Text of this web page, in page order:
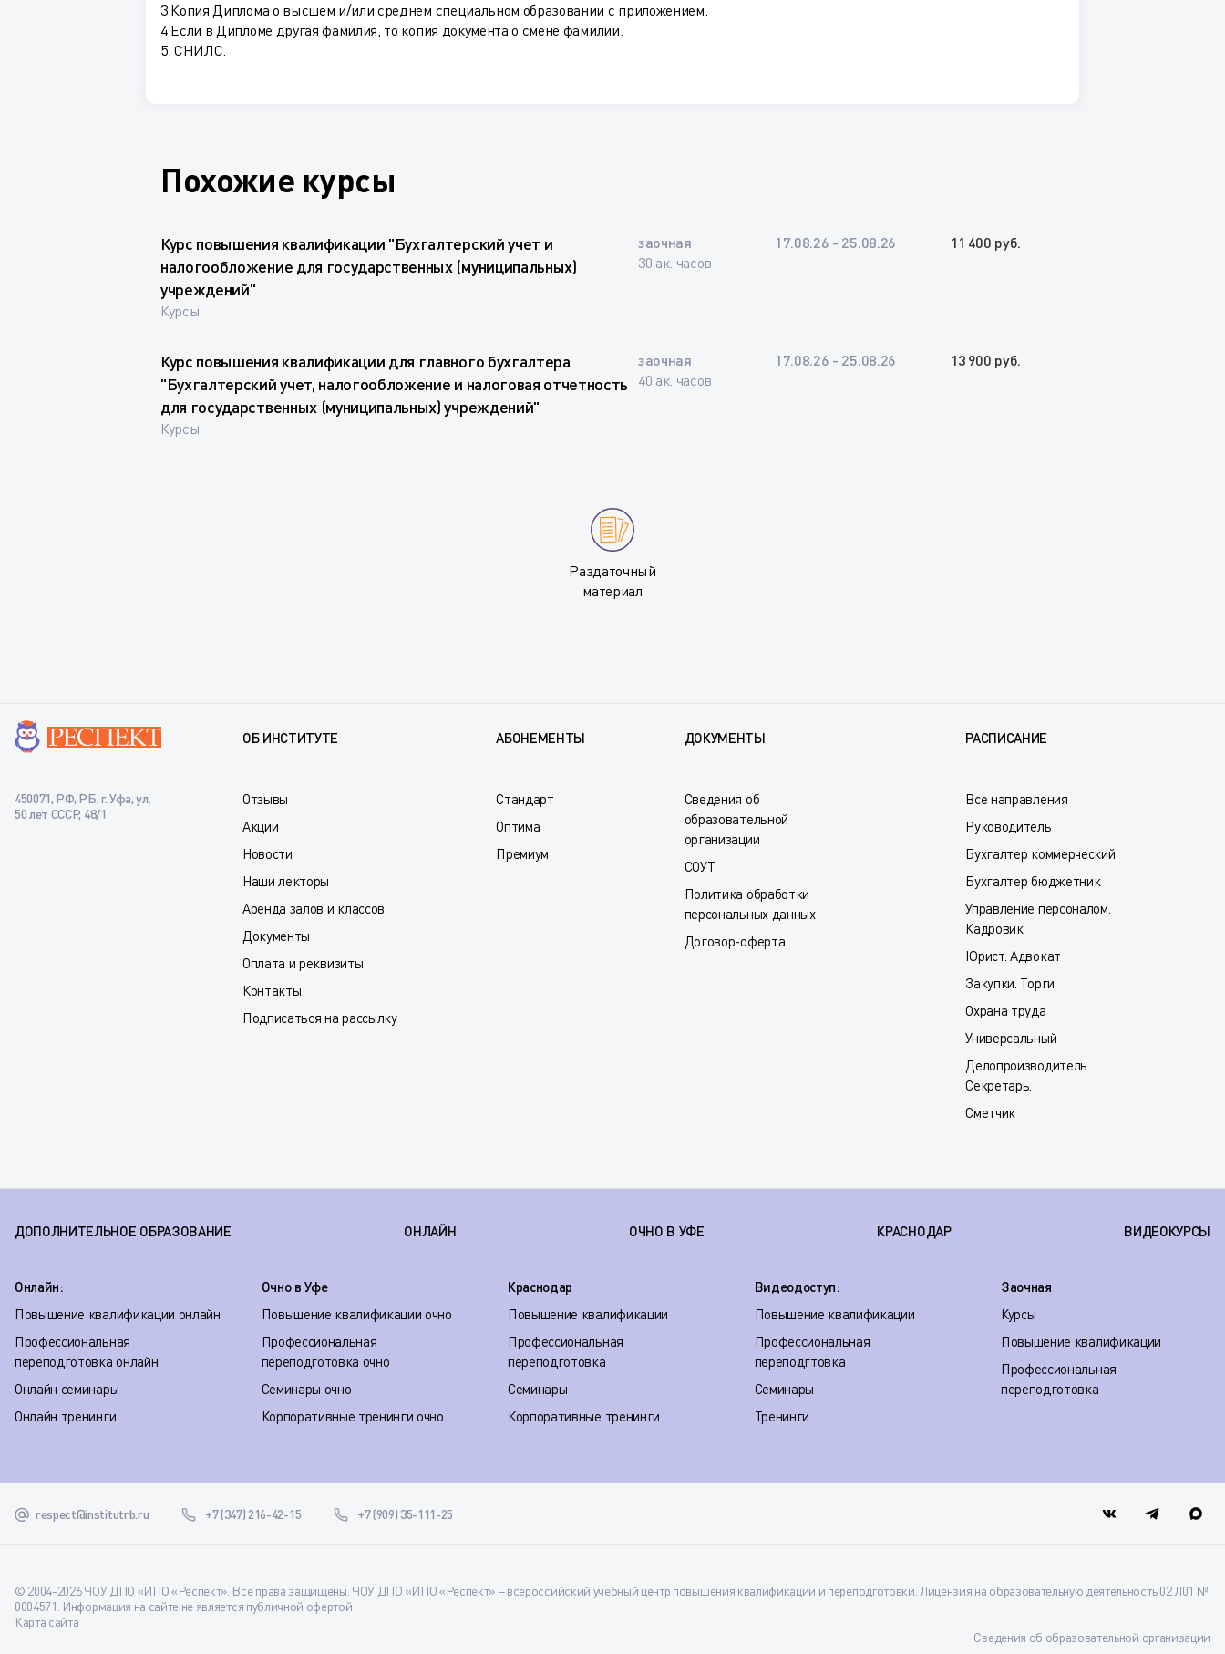
3.Копия Диплома о высшем и/или среднем специальном образовании с приложением.
4.Если в Дипломе другая фамилия, то копия документа о смене фамилии.
5. СНИЛС.
Похожие курсы
Курс повышения квалификации "Бухгалтерский учет и
налогообложение для государственных (муниципальных)
учреждений"
Курсы
заочная
30 ак. часов
17.08.26 - 25.08.26 11 400 руб.
Курс повышения квалификации для главного бухгалтера
"Бухгалтерский учет, налогообложение и налоговая отчетность
для государственных (муниципальных) учреждений"
Курсы
заочная
40 ак. часов
17.08.26 - 25.08.26 13 900 руб.
Раздаточный
материал
ОБ ИНСТИТУТЕ
Отзывы
Акции
Новости
Наши лекторы
Аренда залов и классов
Документы
Оплата и реквизиты
Контакты
Подписаться на рассылку
АБОНЕМЕНТЫ
Стандарт
Оптима
Премиум
ДОКУМЕНТЫ
Сведения об
образовательной
организации
СОУТ
Политика обработки
персональных данных
Договор-оферта
РАСПИСАНИЕ
Все направления
Руководитель
Бухгалтер коммерческий
Бухгалтер бюджетник
Управление персоналом.
Кадровик
Юрист. Адвокат
Закупки. Торги
Охрана труда
Универсальный
Делопроизводитель.
Секретарь.
Сметчик
450071, РФ, РБ, г. Уфа, ул.
50 лет СССР, 48/1
ДОПОЛНИТЕЛЬНОЕ ОБРАЗОВАНИЕ ОНЛАЙН ОЧНО В УФЕ КРАСНОДАР ВИДЕОКУРСЫ
Онлайн:
Повышение квалификации онлайн
Профессиональная
переподготовка онлайн
Онлайн семинары
Онлайн тренинги
Очно в Уфе
Повышение квалификации очно
Профессиональная
переподготовка очно
Семинары очно
Корпоративные тренинги очно
Краснодар
Повышение квалификации
Профессиональная
переподготовка
Семинары
Корпоративные тренинги
Видеодоступ:
Повышение квалификации
Профессиональная
переподгтовка
Семинары
Тренинги
Заочная
Курсы
Повышение квалификации
Профессиональная
переподготовка
respect@institutrb.ru +7 (347) 216-42-15 +7 (909) 35-111-25
© 2004-2026 ЧОУ ДПО «ИПО «Респект». Все права защищены. ЧОУ ДПО «ИПО «Респект» – всероссийский учебный центр повышения квалификации и переподготовки. Лицензия на образовательную деятельность 02 Л01 №
0004571. Информация на сайте не является публичной офертой
Карта сайта
Сведения об образовательной организации